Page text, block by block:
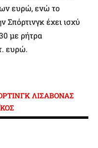
ευρώ, ενώ το
Σπόρτινγκ έχει ισχύ
με ρήτρα
ευρώ.
ΛΙΣΑΒΟΝΑΣ